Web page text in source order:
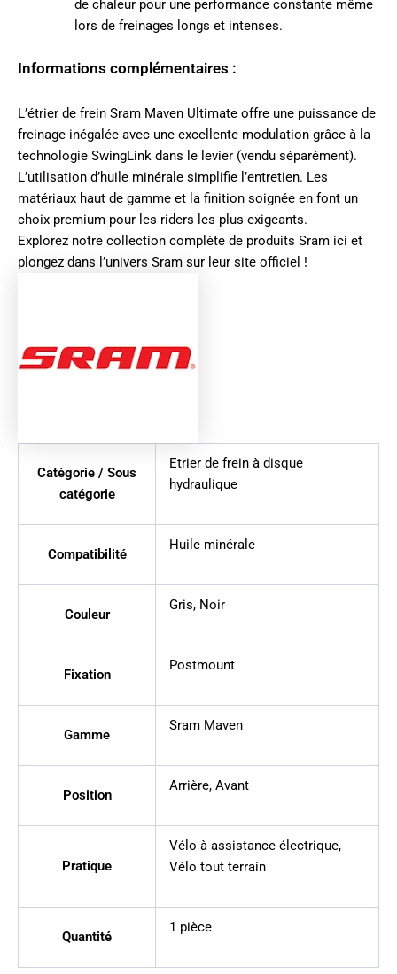
de chaleur pour une performance constante même
lors de freinages longs et intenses.
Informations complémentaires :
L’étrier de frein Sram Maven Ultimate offre une puissance de
freinage inégalée avec une excellente modulation grâce à la
technologie SwingLink dans le levier (vendu séparément).
L’utilisation d’huile minérale simplifie l’entretien. Les
matériaux haut de gamme et la finition soignée en font un
choix premium pour les riders les plus exigeants.
Explorez notre collection complète de produits Sram ici et
plongez dans l’univers Sram sur leur site officiel !
Catégorie / Sous
catégorie
Etrier de frein à disque
hydraulique
Compatibilité
Huile minérale
Couleur
Gris, Noir
Fixation
Postmount
Gamme
Sram Maven
Position
Arrière, Avant
Pratique
Vélo à assistance électrique,
Vélo tout terrain
Quantité
1 pièce